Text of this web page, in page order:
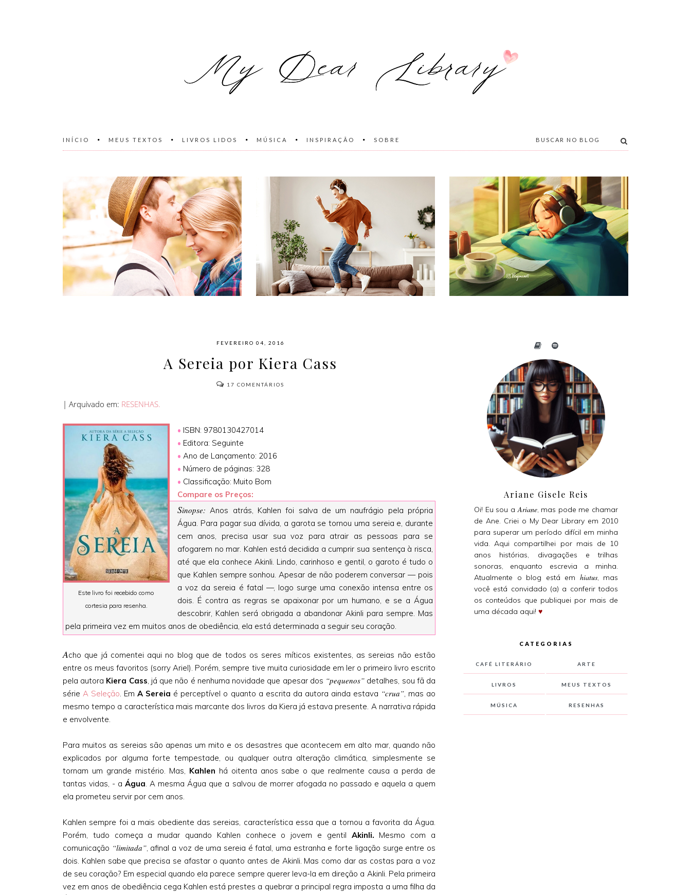
INÍCIO MEUS TEXTOS LIVROS LIDOS MÚSICA INSPIRAÇÃO SOBRE
FEVEREIRO 04, 2016
A Sereia por Kiera Cass
17 COMENTÁRIOS
| Arquivado em: RESENHAS.
Este livro foi recebido como
cortesia para resenha.
• ISBN: 9780130427014
• Editora: Seguinte
• Ano de Lançamento: 2016
• Número de páginas: 328
• Classificação: Muito Bom
Compare os Preços:
Sinopse: Anos atrás, Kahlen foi salva de um naufrágio pela própria
Água. Para pagar sua dívida, a garota se tornou uma sereia e, durante
cem anos, precisa usar sua voz para atrair as pessoas para se
afogarem no mar. Kahlen está decidida a cumprir sua sentença à risca,
até que ela conhece Akinli. Lindo, carinhoso e gentil, o garoto é tudo o
que Kahlen sempre sonhou. Apesar de não poderem conversar — pois
a voz da sereia é fatal —, logo surge uma conexão intensa entre os
dois. É contra as regras se apaixonar por um humano, e se a Água
descobrir, Kahlen será obrigada a abandonar Akinli para sempre. Mas
pela primeira vez em muitos anos de obediência, ela está determinada a seguir seu coração.
Acho que já comentei aqui no blog que de todos os seres míticos existentes, as sereias não estão
entre os meus favoritos (sorry Ariel). Porém, sempre tive muita curiosidade em ler o primeiro livro escrito
pela autora Kiera Cass, já que não é nenhuma novidade que apesar dos “pequenos” detalhes, sou fã da
sérieA Seleção. EmA Sereia é perceptível o quanto a escrita da autora ainda estava “crua”, mas ao
mesmo tempo a característica mais marcante dos livros da Kiera já estava presente. A narrativa rápida
e envolvente.
Para muitos as sereias são apenas um mito e os desastres que acontecem em alto mar, quando não
explicados por alguma forte tempestade, ou qualquer outra alteração climática, simplesmente se
tornam um grande mistério. Mas, Kahlen há oitenta anos sabe o que realmente causa a perda de
tantas vidas, - aÁgua. A mesma Água que a salvou de morrer afogada no passado e aquela a quem
ela prometeu servir por cem anos.
Kahlen sempre foi a mais obediente das sereias, característica essa que a tornou a favorita da Água.
Porém, tudo começa a mudar quando Kahlen conhece o jovem e gentil Akinli. Mesmo com a
comunicação “limitada”, afinal a voz de uma sereia é fatal, uma estranha e forte ligação surge entre os
dois. Kahlen sabe que precisa se afastar o quanto antes de Akinli. Mas como dar as costas para a voz
de seu coração? Em especial quando ela parece sempre querer leva-la em direção a Akinli. Pela primeira
vez em anos de obediência cega Kahlen está prestes a quebrar a principal regra imposta a uma filha da
Ariane Gisele Reis
Oi! Eu sou aAriane, mas pode me chamar
de Ane. Criei o My Dear Library em 2010
para superar um período difícil em minha
vida. Aqui compartilhei por mais de 10
anos histórias, divagações e trilhas
sonoras, enquanto escrevia a minha.
Atualmente o blog está em hiatus, mas
você está convidado (a) a conferir todos
os conteúdos que publiquei por mais de
uma década aqui! ♥
CATEGORIAS
CAFÉ LITERÁRIO ARTE
LIVROS MEUS TEXTOS
MÚSICA RESENHAS